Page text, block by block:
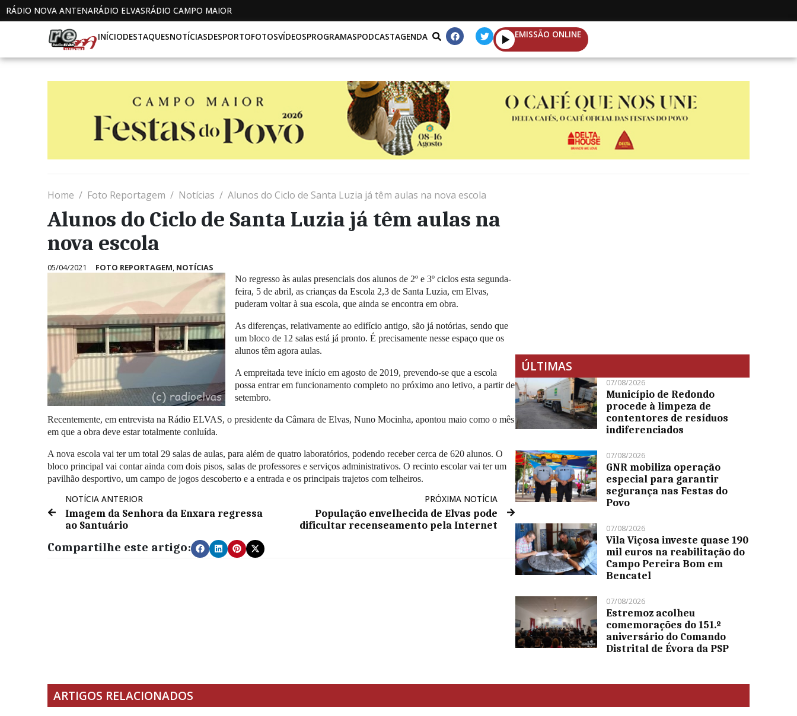
RÁDIO NOVA ANTENARÁDIO ELVASRÁDIO CAMPO MAIOR
INÍCIODESTAQUESNOTÍCIASDESPORTOFOTOSVÍDEOSPROGRAMASPODCASTAGENDA EMISSÃO ONLINE
Home Foto Reportagem Notícias Alunos do Ciclo de Santa Luzia já têm aulas na nova escola
Alunos do Ciclo de Santa Luzia já têm aulas na
nova escola
05/04/2021 FOTO REPORTAGEM NOTÍCIAS
No regresso às aulas presenciais dos alunos de 2º e 3º ciclos esta segunda-
feira, 5 de abril, as crianças da Escola 2,3 de Santa Luzia, em Elvas,
puderam voltar à sua escola, que ainda se encontra em obra.
As diferenças, relativamente ao edifício antigo, são já notórias, sendo que
um bloco de 12 salas está já pronto. É precisamente nesse espaço que os
alunos têm agora aulas.
A empreitada teve início em agosto de 2019, prevendo-se que a escola
possa entrar em funcionamento completo no próximo ano letivo, a partir de
setembro.
Recentemente, em entrevista na Rádio ELVAS, o presidente da Câmara de Elvas, Nuno Mocinha, apontou maio como o mês
em que a obra deve estar totalmente conluída.
A nova escola vai ter um total 29 salas de aulas, para além de quatro laboratórios, podendo receber cerca de 620 alunos. O
bloco principal vai contar ainda com dois pisos, salas de professores e serviços administrativos. O recinto escolar vai ter um
pavilhão desportivo, um campo de jogos descoberto e a entrada e os principais trajetos com telheiros.
NOTÍCIA ANTERIOR
Imagem da Senhora da Enxara regressa
ao Santuário
PRÓXIMA NOTÍCIA
População envelhecida de Elvas pode
dificultar recenseamento pela Internet
Compartilhe este artigo:
ÚLTIMAS
07/08/2026
Município de Redondo
procede à limpeza de
contentores de resíduos
indiferenciados
07/08/2026
GNR mobiliza operação
especial para garantir
segurança nas Festas do
Povo
07/08/2026
Vila Viçosa investe quase 190
mil euros na reabilitação do
Campo Pereira Bom em
Bencatel
07/08/2026
Estremoz acolheu
comemorações do 151.º
aniversário do Comando
Distrital de Évora da PSP
ARTIGOS RELACIONADOS